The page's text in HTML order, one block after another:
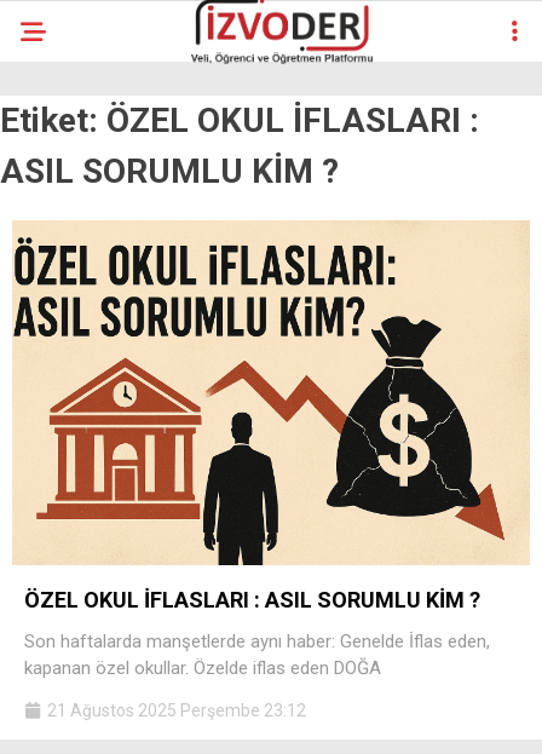
Etiket: ÖZEL OKUL İFLASLARI :
ASIL SORUMLU KİM ?
ÖZEL OKUL İFLASLARI : ASIL SORUMLU KİM ?
Son haftalarda manşetlerde aynı haber: Genelde İflas eden,
kapanan özel okullar. Özelde iflas eden DOĞA
21 Ağustos 2025 Perşembe 23:12